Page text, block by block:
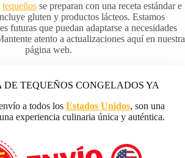
tequeños se preparan con una receta estándar e
gluten y productos lácteos. Estamos
futuras que puedan adaptarse a necesidades
atento a actualizaciones aquí en nuestra
página web.
DE TEQUEÑOS CONGELADOS YA
a todos los Estados Unidos, son una
experiencia culinaria única y auténtica.